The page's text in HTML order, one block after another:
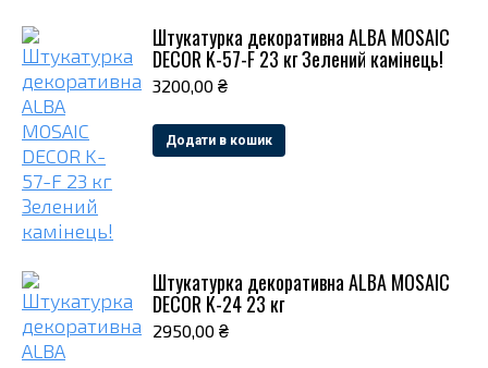
Штукатурка декоративна ALBA MOSAIC
DECOR K-57-F 23 кг Зелений камінець!
3200,00 ₴
Додати в кошик
Штукатурка декоративна ALBA MOSAIC
DECOR K-24 23 кг
2950,00 ₴